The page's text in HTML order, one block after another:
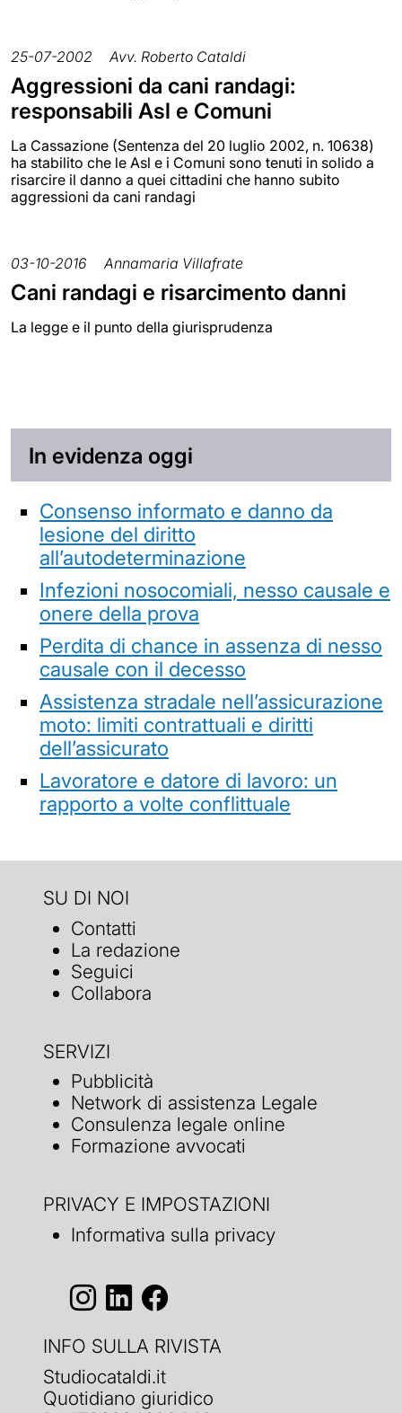
25-07-2002 Avv. Roberto Cataldi
Aggressioni da cani randagi:
responsabili Asl e Comuni
La Cassazione (Sentenza del 20 luglio 2002, n. 10638)
ha stabilito che le Asl e i Comuni sono tenuti in solido a
risarcire il danno a quei cittadini che hanno subito
aggressioni da cani randagi
03-10-2016 Annamaria Villafrate
Cani randagi e risarcimento danni
La legge e il punto della giurisprudenza
In evidenza oggi
Consenso informato e danno da
lesione del diritto
all’autodeterminazione
Infezioni nosocomiali, nesso causale e
onere della prova
Perdita di chance in assenza di nesso
causale con il decesso
Assistenza stradale nell’assicurazione
moto: limiti contrattuali e diritti
dell’assicurato
Lavoratore e datore di lavoro: un
rapporto a volte conflittuale
SU DI NOI
Contatti
La redazione
Seguici
Collabora
SERVIZI
Pubblicità
Network di assistenza Legale
Consulenza legale online
Formazione avvocati
PRIVACY E IMPOSTAZIONI
Informativa sulla privacy
INFO SULLA RIVISTA
Studiocataldi.it
Quotidiano giuridico